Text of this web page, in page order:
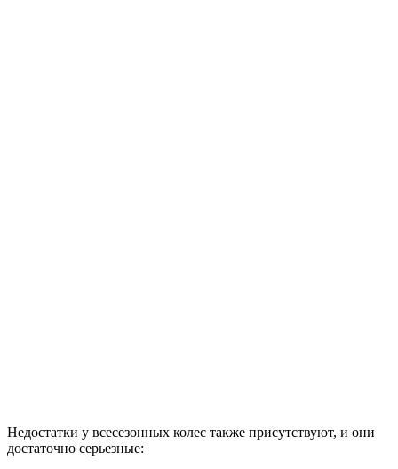
Недостатки у всесезонных колес также присутствуют, и они
достаточно серьезные: